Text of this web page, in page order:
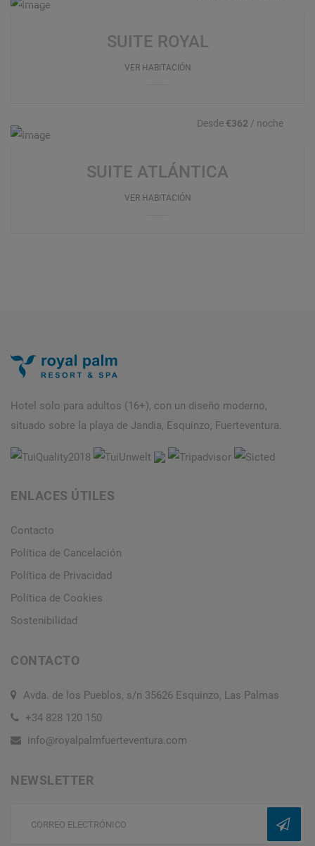
SUITE ROYAL
VER HABITACIÓN
Desde €362 / noche
SUITE ATLÁNTICA
VER HABITACIÓN
Hotel solo para adultos (16+), con un diseño moderno,
situado sobre la playa de Jandia, Esquinzo, Fuerteventura.
ENLACES ÚTILES
Contacto
Política de Cancelación
Política de Privacidad
Política de Cookies
Sostenibilidad
CONTACTO
Avda. de los Pueblos, s/n 35626 Esquinzo, Las Palmas
+34 828 120 150
info@royalpalmfuerteventura.com
NEWSLETTER